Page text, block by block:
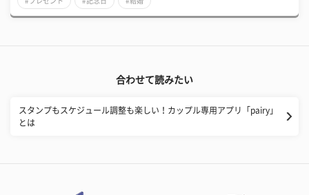
合わせて読みたい
スタンプもスケジュール調整も楽しい！カップル専用アプリ「pairy」
とは